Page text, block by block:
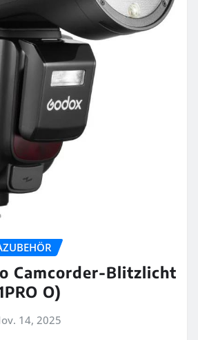
Camcorder-Blitzlicht
O)
14, 2025